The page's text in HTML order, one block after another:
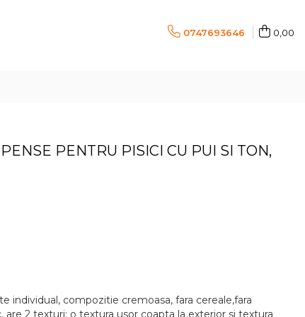
0747693646 0,00
PENTRU PISICI CU PUI SI TON,
individual, compozitie cremoasa, fara cereale,fara
are 2 texturi: o textura usor coapta la exterior si textura